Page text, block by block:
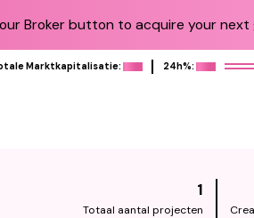
Broker button to acquire your next
Marktkapitalisatie: 24h%:
1
Totaal aantal projecten